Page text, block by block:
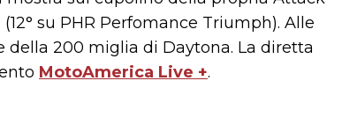
su PHR Perfomance Triumph). Alle
della 200 miglia di Daytona. La diretta
MotoAmerica Live +.